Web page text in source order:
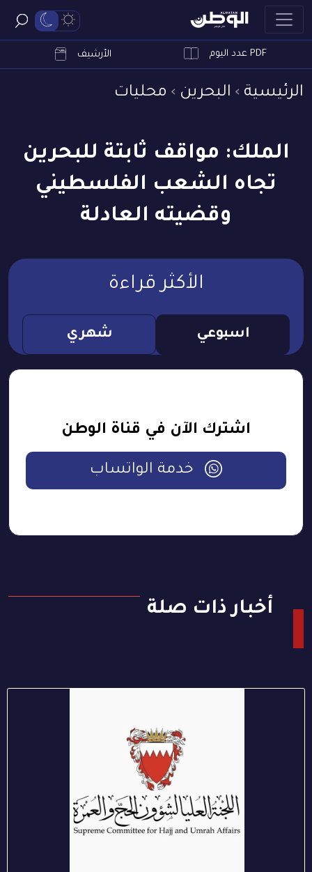
PDF عدد اليوم الأرشيف
الرئيسية البحرين محليات
الملك: مواقف ثابتة للبحرين
تجاه الشعب الفلسطيني
وقضيته العادلة
الأكثر قراءة
اسبوعي شهري
اشترك الآن في قناة الوطن
خدمة الواتساب
أخبار ذات صلة